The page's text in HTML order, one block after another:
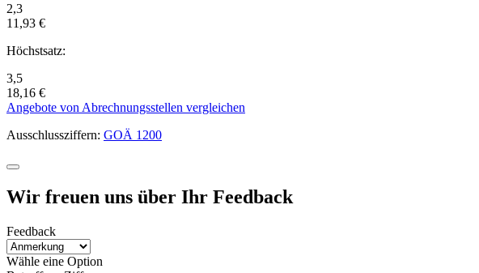
2,3
11,93 €
Höchstsatz:
3,5
18,16 €
Angebote von Abrechnungsstellen vergleichen
Ausschlussziffern: GOÄ 1200
Wir freuen uns über Ihr Feedback
Feedback
Wähle eine Option